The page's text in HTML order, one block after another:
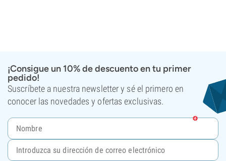
¡Consigue un 10% de descuento en tu primer
pedido!
Suscríbete a nuestra newsletter y sé el primero en
conocer las novedades y ofertas exclusivas.